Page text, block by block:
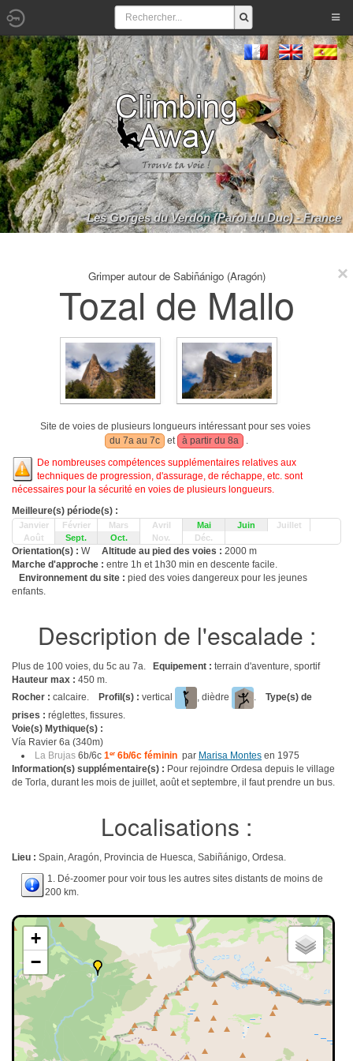
Les Gorges du Verdon (Paroi du Duc) - France
Grimper autour de Sabiñánigo (Aragón)
Tozal de Mallo
Site de voies de plusieurs longueurs intéressant pour ses voies
du 7a au 7c
et à partir du 8a
.
De nombreuses compétences supplémentaires relatives aux
techniques de progression, d'assurage, de réchappe, etc. sont
nécessaires pour la sécurité en voies de plusieurs longueurs.
Meilleure(s) période(s) :
Janvier Février Mars Avril Mai Juin
Juillet
Août
Sept. Oct. Nov. Déc.
Orientation(s) : W Altitude au pied des voies : 2000 m
Marche d'approche : entre 1h et 1h30 min en descente facile.
Environnement du site : pied des voies dangereux pour les jeunes
enfants.
Description de l'escalade :
Plus de 100 voies, du 5c au 7a. Equipement : terrain d'aventure, sportif
Hauteur max : 450 m.
Rocher : calcaire. Profil(s) : vertical , dièdre . Type(s) de
prises : réglettes, fissures.
Voie(s) Mythique(s) :
Vía Ravier 6a (340m)
La Brujas 6b/6c 1er 6b/6c féminin par Marisa Montes en 1975
Information(s) supplémentaire(s) : Pour rejoindre Ordesa depuis le village
de Torla, durant les mois de juillet, août et septembre, il faut prendre un bus.
Localisations :
Lieu : Spain, Aragón, Provincia de Huesca, Sabiñánigo, Ordesa.
1. Dé-zoomer pour voir tous les autres sites distants de moins de
200 km.
+
−